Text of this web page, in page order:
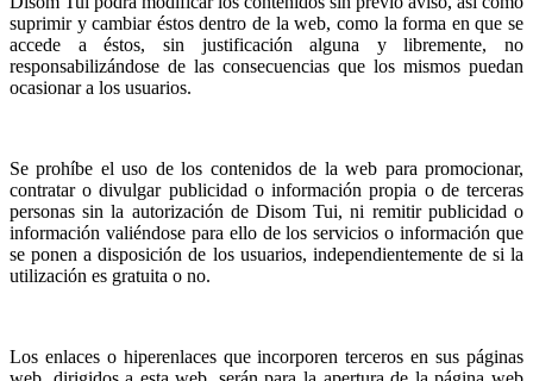
suprimir y cambiar éstos dentro de la web, como la forma en que se
accede a éstos, sin justificación alguna y libremente, no
responsabilizándose de las consecuencias que los mismos puedan
ocasionar a los usuarios.
Se prohíbe el uso de los contenidos de la web para promocionar,
contratar o divulgar publicidad o información propia o de terceras
personas sin la autorización de Disom Tui, ni remitir publicidad o
información valiéndose para ello de los servicios o información que
se ponen a disposición de los usuarios, independientemente de si la
utilización es gratuita o no.
Los enlaces o hiperenlaces que incorporen terceros en sus páginas